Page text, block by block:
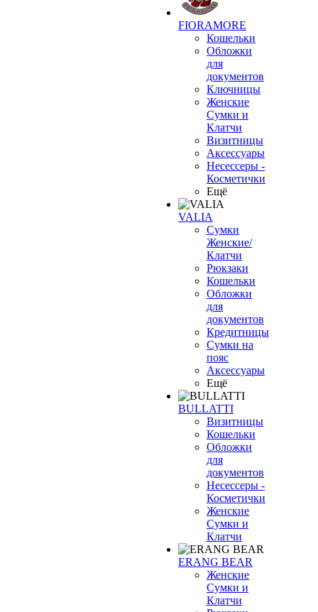
FIORAMORE
Кошельки
Обложки
для
документов
Ключницы
Женские
Сумки и
Клатчи
Визитницы
Аксессуары
Несессеры -
Косметички
Ещё
VALIA
Сумки
Женские/
Клатчи
Рюкзаки
Кошельки
Обложки
для
документов
Кредитницы
Сумки на
пояс
Аксессуары
Ещё
BULLATTI
Визитницы
Кошельки
Обложки
для
документов
Несессеры -
Косметички
Женские
Сумки и
Клатчи
ERANG BEAR
Женские
Сумки и
Клатчи